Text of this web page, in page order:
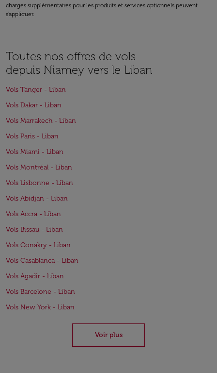
charges supplémentaires pour les produits et services optionnels peuvent
s'appliquer.
Toutes nos offres de vols
depuis Niamey vers le Liban
Vols Tanger - Liban
Vols Dakar - Liban
Vols Marrakech - Liban
Vols Paris - Liban
Vols Miami - Liban
Vols Montréal - Liban
Vols Lisbonne - Liban
Vols Abidjan - Liban
Vols Accra - Liban
Vols Bissau - Liban
Vols Conakry - Liban
Vols Casablanca - Liban
Vols Agadir - Liban
Vols Barcelone - Liban
Vols New York - Liban
Voir plus